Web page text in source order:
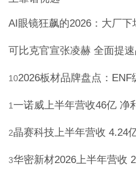
AI眼镜狂飙的2026：大厂
可比克官宣张凌赫 全面提
102026板材品牌盘点：
1一诺威上半年营收46亿 净
2晶赛科技上半年营收 4.24
3华密新材2026上半年营收